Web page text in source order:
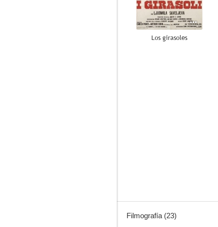
Los girasoles
Filmografía (23)